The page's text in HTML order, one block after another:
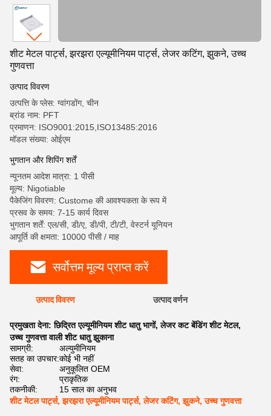
शीट मेटल पार्ट्स, झरझरा एल्यूमीनियम पार्ट्स, लेजर कटिंग, झुकने, उच्च
गुणवत्ता
उत्पाद विवरण
उत्पत्ति के प्लेस: ग्वांगडोंग, चीन
ब्रांड नाम: PFT
प्रमाणन: ISO9001:2015,ISO13485:2016
मॉडल संख्या: ओईएम
भुगतान और शिपिंग शर्तें
न्यूनतम आदेश मात्रा: 1 पीसी
मूल्य: Nigotiable
पैकेजिंग विवरण: Custome की आवश्यकता के रूप में
प्रसव के समय: 7-15 कार्य दिवस
भुगतान शर्तें: एल/सी, डी/ए, डी/पी, टी/टी, वेस्टर्न यूनियन
आपूर्ति की क्षमता: 10000 पीसी / माह
सर्वोत्तम मूल्य प्राप्त करें
उत्पाद विवरण उत्पाद वर्णन
प्रमुखता देना:छिद्रित एल्यूमीनियम शीट धातु भागों,लेजर कट बेंडिंग शीट मेटल,
उच्च गुणवत्ता वाली शीट धातु झुकाना
सामग्री:
अल्युमीनियम
सतह का उपचार:कोई भी नहीं
सेवा:
अनुकूलित OEM
रंग:
प्राकृतिक
तकनीकी:
15 साल का अनुभव
शीट मेटल पार्ट्स, झरझरा एल्यूमीनियम पार्ट्स, लेजर कटिंग, झुकने, उच्च गुणवत्ता